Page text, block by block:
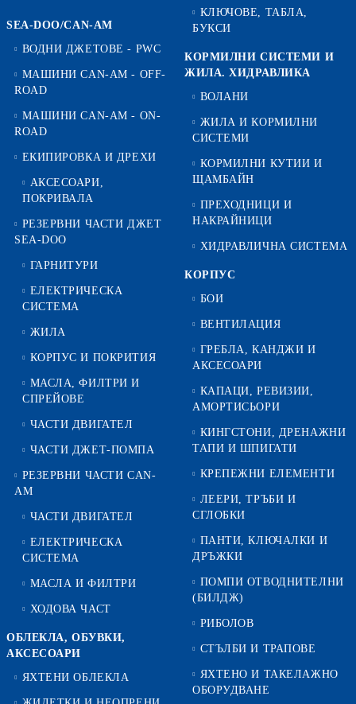
SEA-DOO/CAN-AM
ВОДНИ ДЖЕТОВЕ - PWC
МАШИНИ CAN-AM - OFF-
ROAD
МАШИНИ CAN-AM - ON-
ROAD
ЕКИПИРОВКА И ДРЕХИ
АКСЕСОАРИ,
ПОКРИВАЛА
РЕЗЕРВНИ ЧАСТИ ДЖЕТ
SEA-DOO
ГАРНИТУРИ
ЕЛЕКТРИЧЕСКА
СИСТЕМА
ЖИЛА
КОРПУС И ПОКРИТИЯ
МАСЛА, ФИЛТРИ И
СПРЕЙОВЕ
ЧАСТИ ДВИГАТЕЛ
ЧАСТИ ДЖЕТ-ПОМПА
РЕЗЕРВНИ ЧАСТИ CAN-
AM
ЧАСТИ ДВИГАТЕЛ
ЕЛЕКТРИЧЕСКА
СИСТЕМА
МАСЛА И ФИЛТРИ
ХОДОВА ЧАСТ
ОБЛЕКЛА, ОБУВКИ,
АКСЕСОАРИ
ЯХТЕНИ ОБЛЕКЛА
КЛЮЧОВЕ, ТАБЛА,
БУКСИ
КОРМИЛНИ СИСТЕМИ И
ЖИЛА. ХИДРАВЛИКА
ВОЛАНИ
ЖИЛА И КОРМИЛНИ
СИСТЕМИ
КОРМИЛНИ КУТИИ И
ЩАМБАЙН
ПРЕХОДНИЦИ И
НАКРАЙНИЦИ
ХИДРАВЛИЧНА СИСТЕМА
КОРПУС
БОИ
ВЕНТИЛАЦИЯ
ГРЕБЛА, КАНДЖИ И
АКСЕСОАРИ
КАПАЦИ, РЕВИЗИИ,
АМОРТИСЬОРИ
КИНГСТОНИ, ДРЕНАЖНИ
ТАПИ И ШПИГАТИ
КРЕПЕЖНИ ЕЛЕМЕНТИ
ЛЕЕРИ, ТРЪБИ И
СГЛОБКИ
ПАНТИ, КЛЮЧАЛКИ И
ДРЪЖКИ
ПОМПИ ОТВОДНИТЕЛНИ
(БИЛДЖ)
РИБОЛОВ
СТЪЛБИ И ТРАПОВЕ
ЯХТЕНО И ТАКЕЛАЖНО
ОБОРУДВАНЕ